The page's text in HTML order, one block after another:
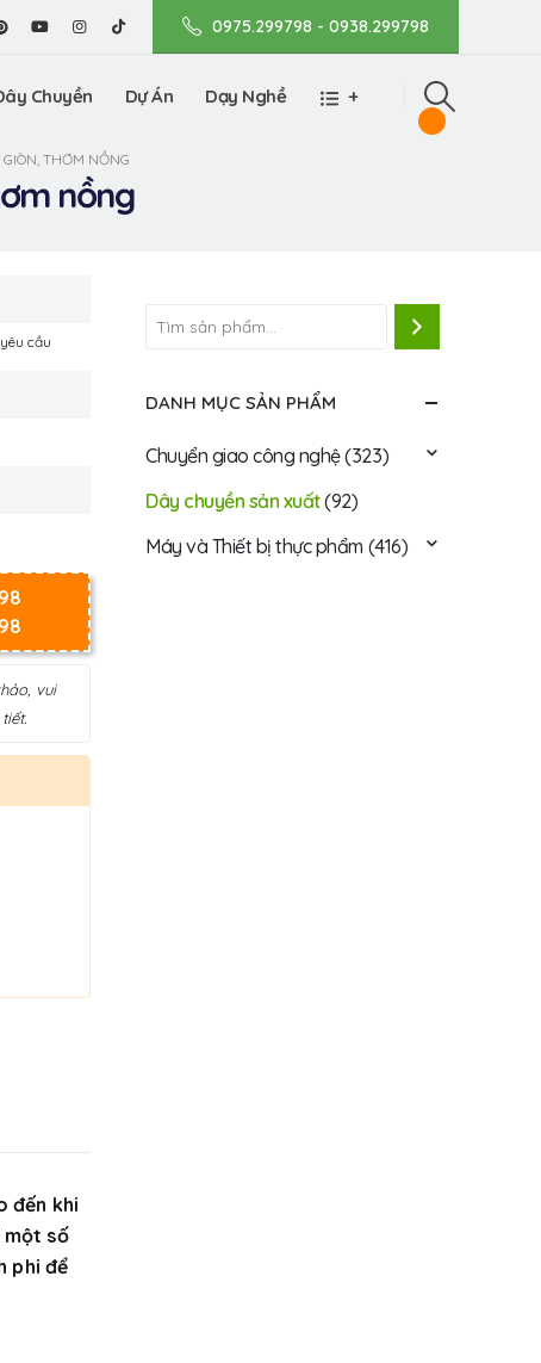
0975.299798 - 0938.299798
Chuyền Dự Án Dạy Nghề +
THƠM NỒNG
nồng
cầu
vui
đến khi
một số
phi để
DANH MỤC SẢN PHẨM
Chuyển giao công nghệ(323)
Dây chuyền sản xuất(92)
Máy và Thiết bị thực phẩm (416)